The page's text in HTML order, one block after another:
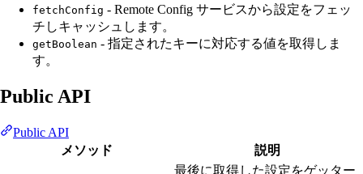
fetchConfig - Remote Config サービスから設定をフェッ
チしキャッシュします。
getBoolean - 指定されたキーに対応する値を取得しま
す。
Public API
Public API
メソッド
説明
最後に取得した設定をゲッター